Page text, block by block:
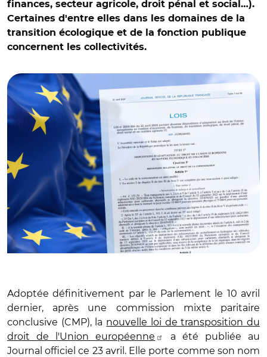
finances, secteur agricole, droit pénal et social…).
Certaines d'entre elles dans les domaines de la
transition écologique et de la fonction publique
concernent les collectivités.
Adoptée définitivement par le Parlement le 10 avril
dernier, après une commission mixte paritaire
conclusive (CMP), la nouvelle loi de transposition du
droit de l'Union européenne
a été publiée au
Journal officiel ce 23 avril. Elle porte comme son nom